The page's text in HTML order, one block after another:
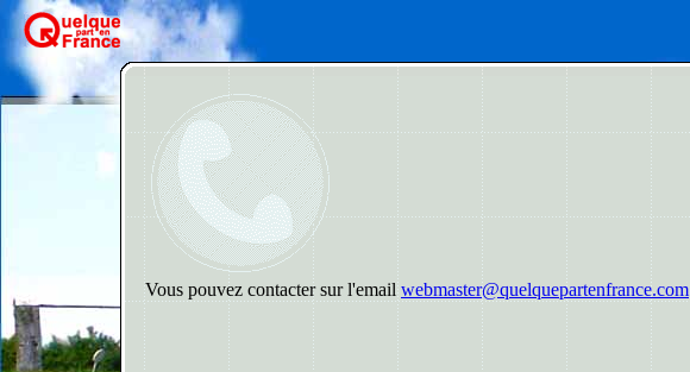
Vous pouvez contacter sur l'emailwebmaster@quelquepartenfrance.com